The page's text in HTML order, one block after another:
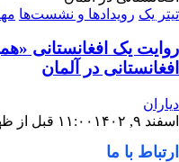
تیتر یک رویدادها و نشست‌ها
روایت یک افغانستانی
افغانستانی در آلمان
دیاران
اسفند ۹, ۱۴۰۲
۱۱:۰۰ قبل از ظهر
ارتباط با ما